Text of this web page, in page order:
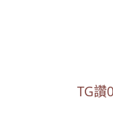
TG讚0